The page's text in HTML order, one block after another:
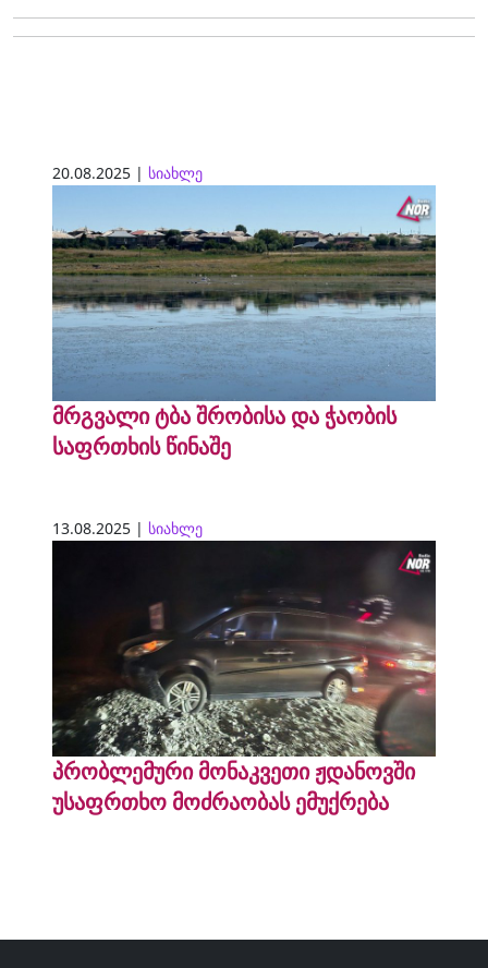
20.08.2025 | სიახლე
მრგვალი ტბა შრობისა და ჭაობის
საფრთხის წინაშე
13.08.2025 | სიახლე
პრობლემური მონაკვეთი ჟდანოვში
უსაფრთხო მოძრაობას ემუქრება